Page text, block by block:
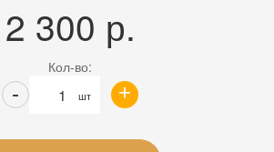
2 300 р.
Кол-во:
шт +
-